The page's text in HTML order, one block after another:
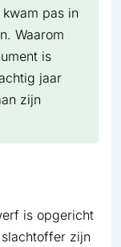
pas in
Waarom
is
jaar
zijn
is opgericht
zijn